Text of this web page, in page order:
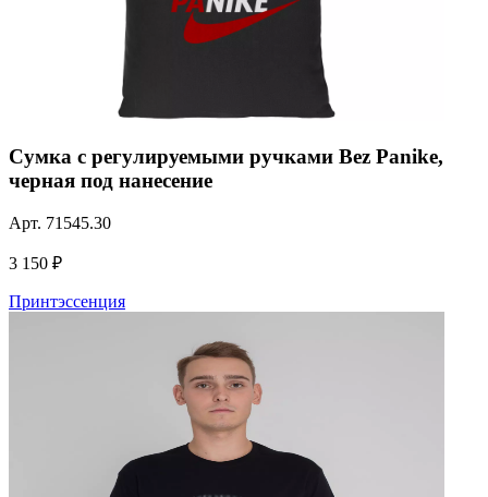
Сумка с регулируемыми ручками Bez Panike,
черная под нанесение
Арт. 71545.30
3 150 ₽
Принтэссенция